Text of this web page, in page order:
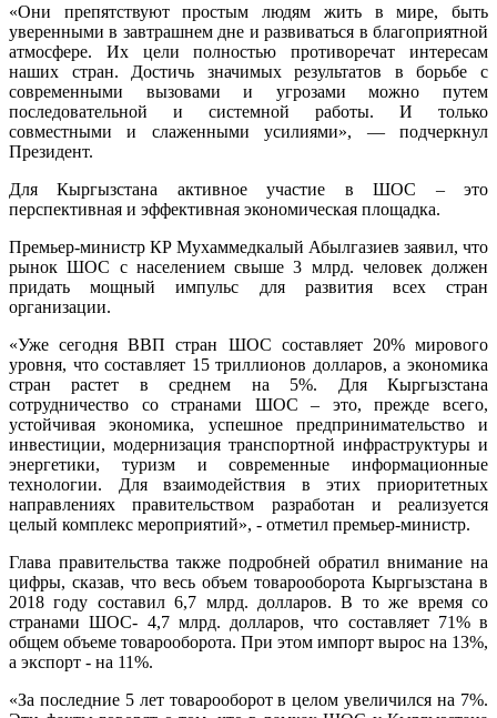
«Они препятствуют простым людям жить в мире, быть
уверенными в завтрашнем дне и развиваться в благоприятной
атмосфере. Их цели полностью противоречат интересам
наших стран. Достичь значимых результатов в борьбе с
современными вызовами и угрозами можно путем
последовательной и системной работы. И только
совместными и слаженными усилиями», — подчеркнул
Президент.
Для Кыргызстана активное участие в ШОС – это
перспективная и эффективная экономическая площадка.
Премьер-министр КР Мухаммедкалый Абылгазиев заявил, что
рынок ШОС с населением свыше 3 млрд. человек должен
придать мощный импульс для развития всех стран
организации.
«Уже сегодня ВВП стран ШОС составляет 20% мирового
уровня, что составляет 15 триллионов долларов, а экономика
стран растет в среднем на 5%. Для Кыргызстана
сотрудничество со странами ШОС – это, прежде всего,
устойчивая экономика, успешное предпринимательство и
инвестиции, модернизация транспортной инфраструктуры и
энергетики, туризм и современные информационные
технологии. Для взаимодействия в этих приоритетных
направлениях правительством разработан и реализуется
целый комплекс мероприятий», - отметил премьер-министр.
Глава правительства также подробней обратил внимание на
цифры, сказав, что весь объем товарооборота Кыргызстана в
2018 году составил 6,7 млрд. долларов. В то же время со
странами ШОС- 4,7 млрд. долларов, что составляет 71% в
общем объеме товарооборота. При этом импорт вырос на 13%,
а экспорт - на 11%.
«За последние 5 лет товарооборот в целом увеличился на 7%.